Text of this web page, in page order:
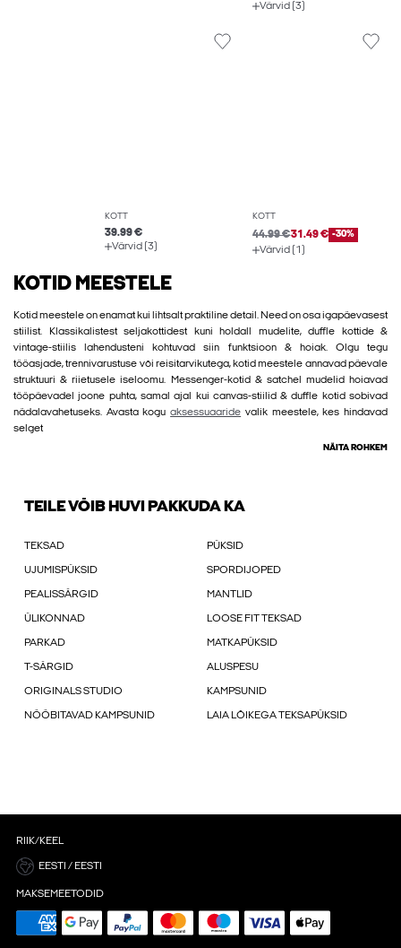
Värvid (3)
KOTT
39.99 €
Värvid (3)
KOTT
44.99 €31.49 € -30%
Värvid (1)
KOTID MEESTELE
Kotid meestele on enamat kui lihtsalt praktiline detail. Need on osa igapäevasest
stiilist. Klassikalistest seljakottidest kuni holdall mudelite, duffle kottide &
vintage-stiilis lahendusteni kohtuvad siin funktsioon & hoiak. Olgu tegu
tööasjade, trennivarustuse või reisitarvikutega, kotid meestele annavad päevale
struktuuri & riietusele iseloomu. Messenger-kotid & satchel mudelid hoiavad
tööpäevadel joone puhta, samal ajal kui canvas-stiilid & duffle kotid sobivad
nädalavahetuseks. Avasta koguaksessuaaride valik meestele, kes hindavad
selget
NÄITA ROHKEM
TEILE VÕIB HUVI PAKKUDA KA
TEKSAD PÜKSID
UJUMISPÜKSID SPORDIJOPED
PEALISSÄRGID MANTLID
ÜLIKONNAD LOOSE FIT TEKSAD
PARKAD MATKAPÜKSID
T-SÄRGID ALUSPESU
ORIGINALS STUDIO KAMPSUNID
NÖÖBITAVAD KAMPSUNID LAIA LÕIKEGA TEKSAPÜKSID
RIIK/KEEL
EESTI / EESTI
MAKSEMEETODID